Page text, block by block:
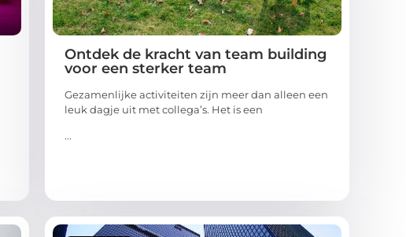
Ontdek de kracht van team building
voor een sterker team
Gezamenlijke activiteiten zijn meer dan alleen een
leuk dagje uit met collega’s. Het is een
...